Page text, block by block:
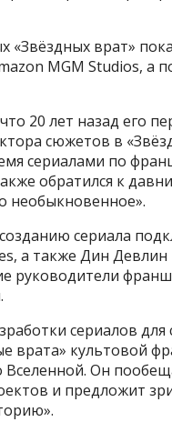
«Звёздных врат»
MGM Studios, а
20 лет назад его
сюжетов в
сериалами по
обратился к
необыкновенное».
сериала
а также Дин
руководители
сериалов
врата» культовой
Вселенной. Он
и предложит